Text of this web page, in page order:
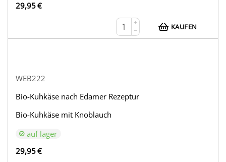
29,95€
+
−
KAUFEN
WEB222
Bio-Kuhkäse nach Edamer Rezeptur
Bio-Kuhkäse mit Knoblauch
auf lager
29,95€